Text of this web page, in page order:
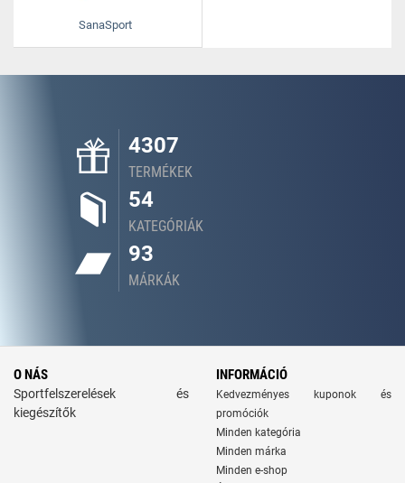
SanaSport
4307
TERMÉKEK
54
KATEGÓRIÁK
93
MÁRKÁK
O NÁS
Sportfelszerelések és
kiegészítők
INFORMÁCIÓ
Kedvezményes kuponok és
promóciók
Minden kategória
Minden márka
Minden e-shop